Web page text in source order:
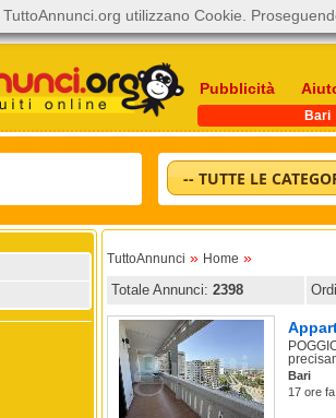
Pubblicità
Bari
-- TUTTE LE
TuttoAnnunci » Home »
Totale Annunci: 2398
Bari
17 ore
utilizzano Cookie.